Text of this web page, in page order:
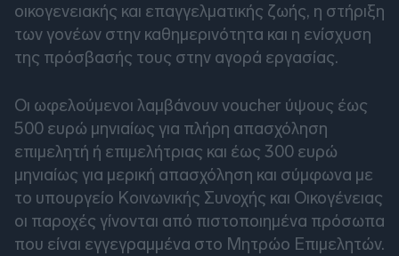
οικογενειακής και επαγγελματικής ζωής, η στήριξη
των γονέων στην καθημερινότητα και η ενίσχυση
της πρόσβασής τους στην αγορά εργασίας.
Οι ωφελούμενοι λαμβάνουν voucher ύψους έως
500 ευρώ μηνιαίως για πλήρη απασχόληση
επιμελητή ή επιμελήτριας και έως 300 ευρώ
μηνιαίως για μερική απασχόληση και σύμφωνα με
το υπουργείο Κοινωνικής Συνοχής και Οικογένειας
οι παροχές γίνονται από πιστοποιημένα πρόσωπα
που είναι εγγεγραμμένα στο Μητρώο Επιμελητών.